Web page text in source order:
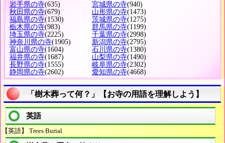
岩手県の寺(635) 宮城県の寺(940)
秋田県の寺(679) 山形県の寺(1473)
福島県の寺(1530) 茨城県の寺(1275)
栃木県の寺(983) 群馬県の寺(1199)
埼玉県の寺(2225) 千葉県の寺(2998)
神奈川県の寺(1905) 新潟県の寺(2795)
富山県の寺(1604) 石川県の寺(1380)
福井県の寺(1687) 山梨県の寺(1490)
長野県の寺(1555) 岐阜県の寺(2302)
静岡県の寺(2602) 愛知県の寺(4668)
「樹木葬って何？」【お寺の用語を理解しよう】
英語
【英語】 Trees Burial